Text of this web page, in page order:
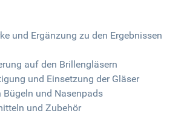
und Ergänzung zu den Ergebnissen
auf den Brillengläsern
und Einsetzung der Gläser
und Nasenpads
und Zubehör